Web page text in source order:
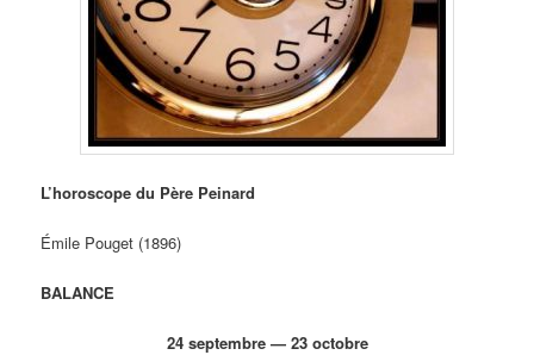
L’horoscope du Père Peinard
Émile Pouget (1896)
BALANCE
24 septembre — 23 octobre